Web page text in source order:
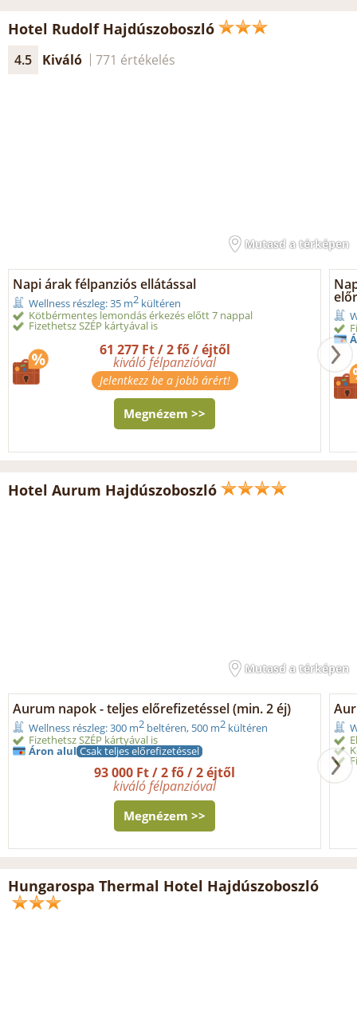
Hotel Rudolf Hajdúszoboszló
4.5 Kiváló 771 értékelés
Mutasd a térképen
Napi árak félpanziós ellátással
Wellness részleg: 35 m2 kültéren
Kötbérmentes lemondás érkezés előtt 7 nappal
Fizethetsz SZÉP kártyával is
61 277 Ft / 2 fő / éjtől
kiváló félpanzióval
Jelentkezz be a jobb árért!
Megnézem >>
Hotel Aurum Hajdúszoboszló
Mutasd a térképen
Aurum napok - teljes előrefizetéssel (min. 2 éj)
Wellness részleg: 300 m2 beltéren, 500 m2 kültéren
Fizethetsz SZÉP kártyával is
Áron alul Csak teljes előrefizetéssel
93 000 Ft / 2 fő / 2 éjtől
kiváló félpanzióval
Megnézem >>
Hungarospa Thermal Hotel Hajdúszoboszló